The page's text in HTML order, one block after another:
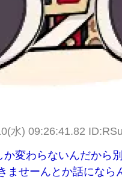
水) 09:26:41.82
変わらないんだから
ませーんとか話になら